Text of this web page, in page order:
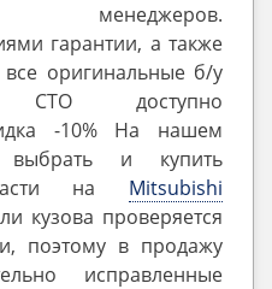
менеджеров.
гарантии, а также
оригинальные б/у
СТО доступно
-10% На нашем
и купить
на Mitsubishi
кузова проверяется
поэтому в продажу
исправленные